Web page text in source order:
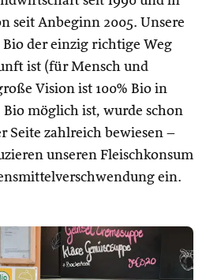
seit Anbeginn 2005. Unsere
Bio der einzig richtige Weg
ist (für Mensch und
Vision ist 100% Bio in
Bio möglich ist, wurde schon
Seite zahlreich bewiesen –
unseren Fleischkonsum
ein.